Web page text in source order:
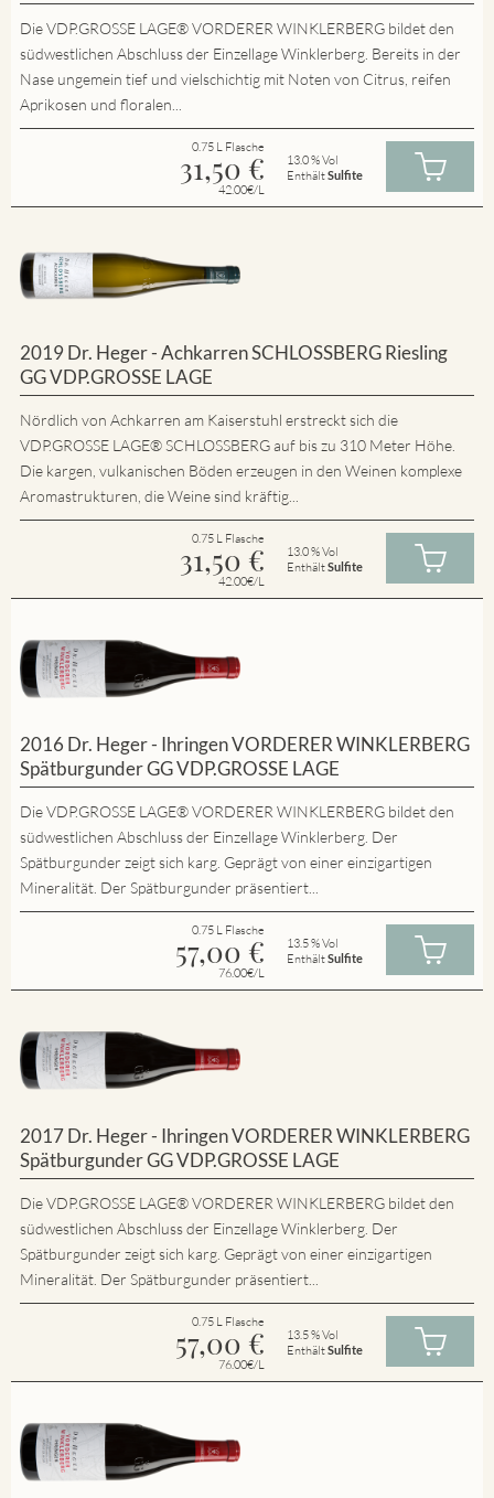
Die VDP.GROSSE LAGE® VORDERER WINKLERBERG bildet den
südwestlichen Abschluss der Einzellage Winklerberg. Bereits in der
Nase ungemein tief und vielschichtig mit Noten von Citrus, reifen
Aprikosen und floralen...
0.75 L Flasche
31,50 €
42.00€/L
13.0 % Vol
EnthältSulfite
2019 Dr. Heger - Achkarren SCHLOSSBERG Riesling
GG VDP.GROSSE LAGE
Nördlich von Achkarren am Kaiserstuhl erstreckt sich die
VDP.GROSSE LAGE® SCHLOSSBERG auf bis zu 310 Meter Höhe.
Die kargen, vulkanischen Böden erzeugen in den Weinen komplexe
Aromastrukturen, die Weine sind kräftig...
0.75 L Flasche
31,50 €
42.00€/L
13.0 % Vol
EnthältSulfite
2016 Dr. Heger - Ihringen VORDERER WINKLERBERG
Spätburgunder GG VDP.GROSSE LAGE
Die VDP.GROSSE LAGE® VORDERER WINKLERBERG bildet den
südwestlichen Abschluss der Einzellage Winklerberg. Der
Spätburgunder zeigt sich karg. Geprägt von einer einzigartigen
Mineralität. Der Spätburgunder präsentiert...
0.75 L Flasche
57,00 €
76.00€/L
13.5 % Vol
EnthältSulfite
2017 Dr. Heger - Ihringen VORDERER WINKLERBERG
Spätburgunder GG VDP.GROSSE LAGE
Die VDP.GROSSE LAGE® VORDERER WINKLERBERG bildet den
südwestlichen Abschluss der Einzellage Winklerberg. Der
Spätburgunder zeigt sich karg. Geprägt von einer einzigartigen
Mineralität. Der Spätburgunder präsentiert...
0.75 L Flasche
57,00 €
76.00€/L
13.5 % Vol
EnthältSulfite